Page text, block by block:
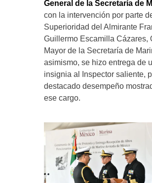
General de la Secretaría de
con la intervención por parte
Superioridad del Almirante
Guillermo Escamilla Cázares,
Mayor de la Secretaría de
asimismo, se hizo entrega de
insignia al Inspector saliente,
destacado desempeño
ese cargo.